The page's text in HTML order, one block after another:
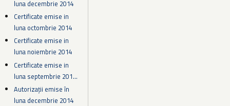
luna decembrie 2014
Certificate emise in
luna octombrie 2014
Certificate emise in
luna noiembrie 2014
Certificate emise in
luna septembrie 201...
Autorizații emise în
luna decembrie 2014